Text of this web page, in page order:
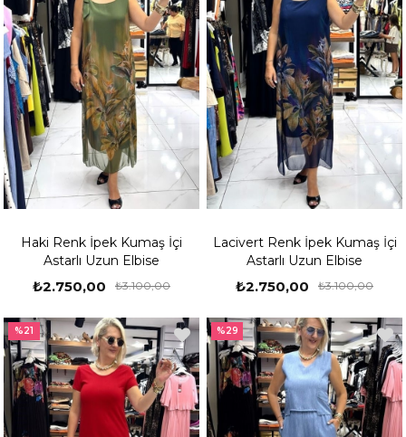
Haki Renk İpek Kumaş İçi
Astarlı Uzun Elbise
₺2.750,00 ₺3.100,00
Lacivert Renk İpek Kumaş İçi
Astarlı Uzun Elbise
₺2.750,00 ₺3.100,00
%21 %29